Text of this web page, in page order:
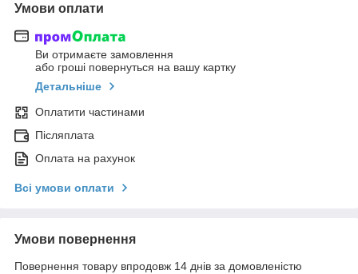
Умови оплати
Ви отримаєте замовлення
або гроші повернуться на вашу картку
Детальніше
Оплатити частинами
Післяплата
Оплата на рахунок
Всі умови оплати
Умови повернення
Повернення товару впродовж 14 днів за домовленістю